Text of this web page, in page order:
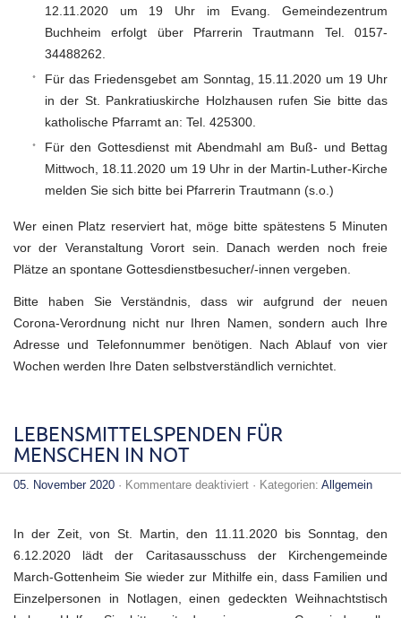
12.11.2020 um 19 Uhr im Evang. Gemeindezentrum
Buchheim erfolgt über Pfarrerin Trautmann Tel. 0157-
34488262.
Für das Friedensgebet am Sonntag, 15.11.2020 um 19 Uhr
in der St. Pankratiuskirche Holzhausen rufen Sie bitte das
katholische Pfarramt an: Tel. 425300.
Für den Gottesdienst mit Abendmahl am Buß- und Bettag
Mittwoch, 18.11.2020 um 19 Uhr in der Martin-Luther-Kirche
melden Sie sich bitte bei Pfarrerin Trautmann (s.o.)
Wer einen Platz reserviert hat, möge bitte spätestens 5 Minuten
vor der Veranstaltung Vorort sein. Danach werden noch freie
Plätze an spontane Gottesdienstbesucher/-innen vergeben.
Bitte haben Sie Verständnis, dass wir aufgrund der neuen
Corona-Verordnung nicht nur Ihren Namen, sondern auch Ihre
Adresse und Telefonnummer benötigen. Nach Ablauf von vier
Wochen werden Ihre Daten selbstverständlich vernichtet.
LEBENSMITTELSPENDEN FÜR
MENSCHEN IN NOT
05. November 2020 · Kommentare deaktiviertfür
IN
NOT
· Kategorien: Allgemein
In der Zeit, von St. Martin, den 11.11.2020 bis Sonntag, den
6.12.2020 lädt der Caritasausschuss der Kirchengemeinde
March-Gottenheim Sie wieder zur Mithilfe ein, dass Familien und
Einzelpersonen in Notlagen, einen gedeckten Weihnachtstisch